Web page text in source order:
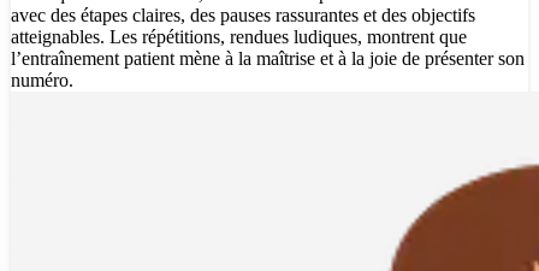
avec des étapes claires, des pauses rassurantes et des objectifs
atteignables. Les répétitions, rendues ludiques, montrent que
l’entraînement patient mène à la maîtrise et à la joie de présenter son
numéro.